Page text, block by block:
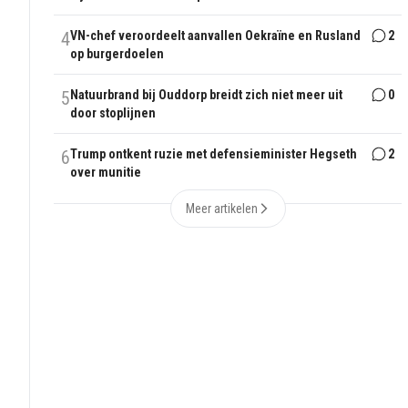
4VN-chef veroordeelt aanvallen Oekraïne en Rusland
op burgerdoelen
2
5 Natuurbrand bij Ouddorp breidt zich niet meer uit
door stoplijnen
0
6Trump ontkent ruzie met defensieminister Hegseth
over munitie
2
Meer artikelen